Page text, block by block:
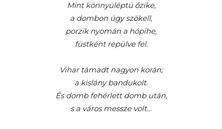
Mint könnyüléptü őzike,
a dombon úgy szökell,
porzik nyomán a hópihe,
füstként repülve fel.
Vihar támadt nagyon korán;
a kislány bandukolt.
És domb fehérlett domb után,
s a város messze volt…